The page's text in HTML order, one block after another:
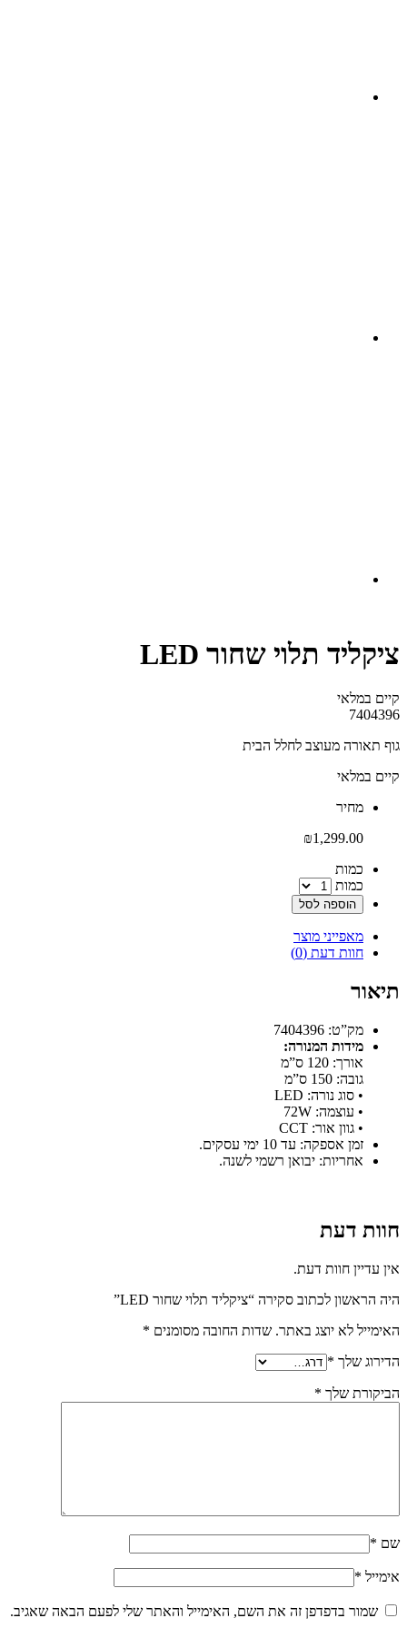
ציקליד תלוי שחור LED
קיים במלאי‬
7404396
גוף תאורה מעוצב לחלל הבית
קיים במלאי
‫מחיר‬
₪1,299.00
‫כמות‬
כמות
הוספה לסל
מאפייני מוצר
חוות דעת (0)
תיאור
מק”ט: 7404396
מידות המנורה:
אורך: 120 ס”מ
גובה: 150 ס”מ
• סוג נורה: LED
• עוצמה: 72W
• גוון אור: CCT
זמן אספקה: עד 10 ימי עסקים.
אחריות: יבואן רשמי לשנה.
חוות דעת
אין עדיין חוות דעת.
היה הראשון לכתוב סקירה “ציקליד תלוי שחור LED”
האימייל לא יוצג באתר. שדות החובה מסומנים *
הדירוג שלך *
הביקורת שלך *
שם *
אימייל *
שמור בדפדפן זה את השם, האימייל והאתר שלי לפעם הבאה שאגיב.